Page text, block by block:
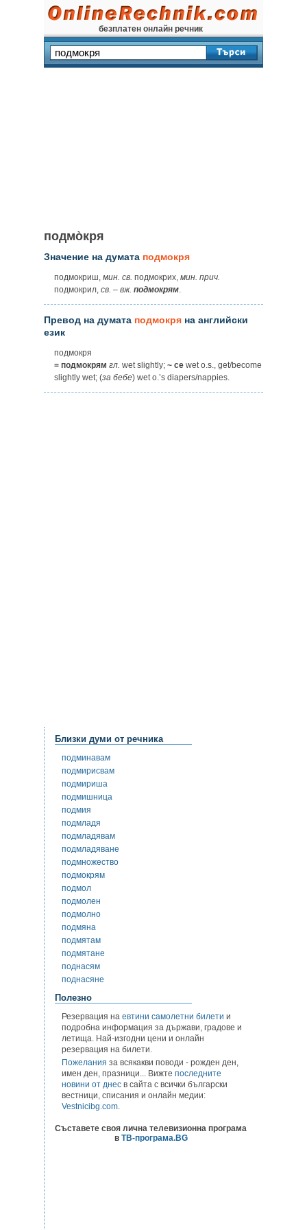
безплатен онлайн речник
подмо̀кря
Значение на думата подмокря
подмокриш, мин. св. подмокрих, мин. прич.
подмокрил, св. – вж. подмокрям.
Превод на думата подмокря на английски
език
подмокря
= подмокрям гл. wet slightly; ~ се wet o.s., get/become
slightly wet; (за бебе) wet o.’s diapers/nappies.
Близки думи от речника
подминавам
подмирисвам
подмириша
подмишница
подмия
подмладя
подмладявам
подмладяване
подмножество
подмокрям
подмол
подмолен
подмолно
подмяна
подмятам
подмятане
поднасям
поднасяне
Полезно
Резервация на евтини самолетни билети и
подробна информация за държави, градове и
летища. Най-изгодни цени и онлайн
резервация на билети.
Пожелания за всякакви поводи - рожден ден,
имен ден, празници... Вижте последните
новини от днес в сайта с всички български
вестници, списания и онлайн медии:
Vestnicibg.com.
Съставете своя лична телевизионна програма
в ТВ-програма.BG